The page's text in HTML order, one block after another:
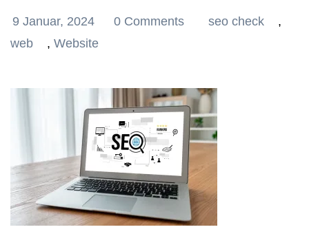
9 Januar, 2024 0 Comments seo check
,
web
, Website